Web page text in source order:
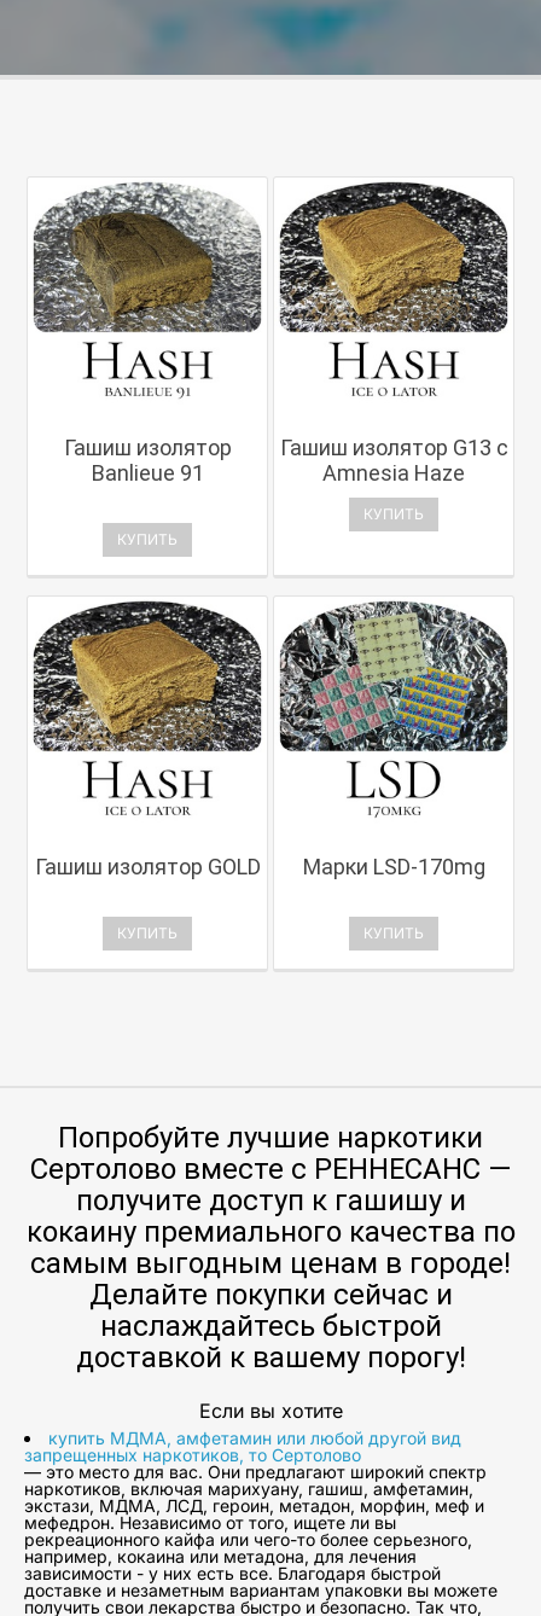
Гашиш изолятор
Banlieue 91
КУПИТЬ
Гашиш изолятор G13 с
Amnesia Haze
КУПИТЬ
Гашиш изолятор GOLD
КУПИТЬ
Марки LSD-170mg
КУПИТЬ
Попробуйте лучшие наркотики
Сертолово вместе с РЕННЕСАНС —
получите доступ к гашишу и
кокаину премиального качества по
самым выгодным ценам в городе!
Делайте покупки сейчас и
наслаждайтесь быстрой
доставкой к вашему порогу!
Если вы хотите
купить МДМА, амфетамин или любой другой вид
запрещенных наркотиков, то Сертолово
— это место для вас. Они предлагают широкий спектр
наркотиков, включая марихуану, гашиш, амфетамин,
экстази, МДМА, ЛСД, героин, метадон, морфин, меф и
мефедрон. Независимо от того, ищете ли вы
рекреационного кайфа или чего-то более серьезного,
например, кокаина или метадона, для лечения
зависимости - у них есть все. Благодаря быстрой
доставке и незаметным вариантам упаковки вы можете
получить свои лекарства быстро и безопасно. Так что,